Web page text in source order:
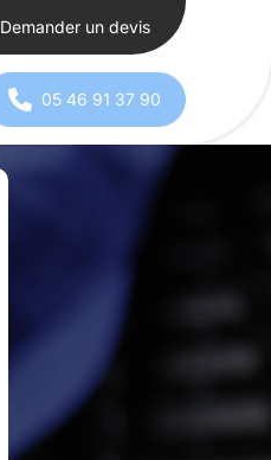
Demander un devis
05 46 91 37 90